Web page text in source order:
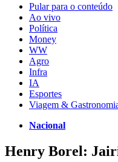
Pular para o conteúdo
Ao vivo
Política
Money
WW
Agro
Infra
IA
Esportes
Viagem &
Nacional
Henry Borel: